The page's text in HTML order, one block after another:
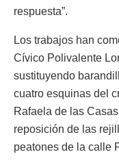
respuesta”.
Los trabajos han
Cívico Polivalente
sustituyendo
cuatro esquinas del
Rafaela de las
reposición de las
peatones de la calle